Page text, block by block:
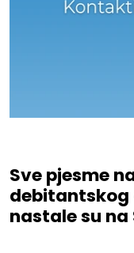
Sve pjesme
debitantskog
nastale su na